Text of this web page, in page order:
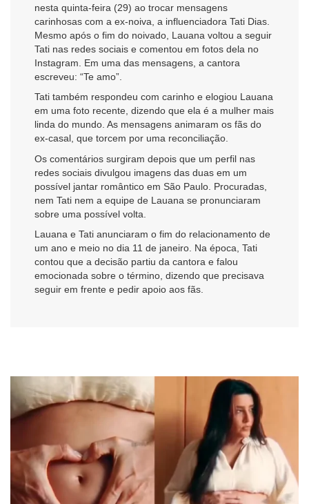
nesta quinta-feira (29) ao trocar mensagens
carinhosas com a ex-noiva, a influenciadora Tati Dias.
Mesmo após o fim do noivado, Lauana voltou a seguir
Tati nas redes sociais e comentou em fotos dela no
Instagram. Em uma das mensagens, a cantora
escreveu: “Te amo”.
Tati também respondeu com carinho e elogiou Lauana
em uma foto recente, dizendo que ela é a mulher mais
linda do mundo. As mensagens animaram os fãs do
ex-casal, que torcem por uma reconciliação.
Os comentários surgiram depois que um perfil nas
redes sociais divulgou imagens das duas em um
possível jantar romântico em São Paulo. Procuradas,
nem Tati nem a equipe de Lauana se pronunciaram
sobre uma possível volta.
Lauana e Tati anunciaram o fim do relacionamento de
um ano e meio no dia 11 de janeiro. Na época, Tati
contou que a decisão partiu da cantora e falou
emocionada sobre o término, dizendo que precisava
seguir em frente e pedir apoio aos fãs.